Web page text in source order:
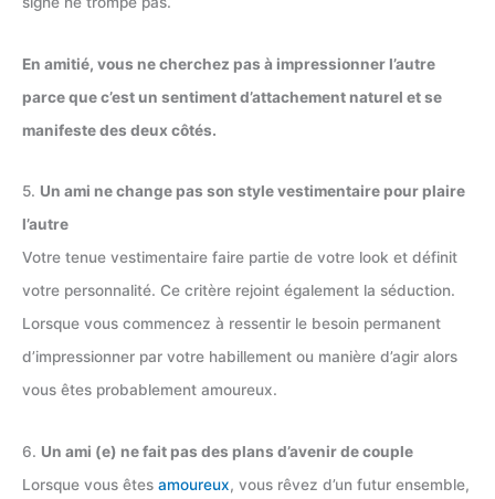
En amitié, vous ne cherchez pas à impressionner l’autre
parce que c’est un sentiment d’attachement naturel et se
manifeste des deux côtés.
5. Un ami ne change pas son style vestimentaire pour plaire
l’autre
Votre tenue vestimentaire faire partie de votre look et définit
votre personnalité. Ce critère rejoint également la séduction.
Lorsque vous commencez à ressentir le besoin permanent
d’impressionner par votre habillement ou manière d’agir alors
vous êtes probablement amoureux.
6. Un ami (e) ne fait pas des plans d’avenir de couple
Lorsque vous êtes amoureux, vous rêvez d’un futur ensemble,